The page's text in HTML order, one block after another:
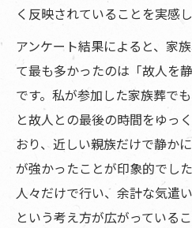
く反映されていることを実感し
アンケート結果によると、家
て最も多かったのは「故人を
です。私が参加した家族葬で
と故人との最後の時間をゆっ
おり、近しい親族だけで静か
が強かったことが印象的でし
人々だけで行い、余計な気遣
という考え方が広がっている